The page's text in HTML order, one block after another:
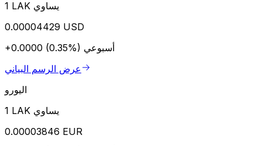
1 LAK يساوي
0.00004429 USD
+0.0000 (0.35%) أسبوعي
عرض الرسم البياني
اليورو
1 LAK يساوي
0.00003846 EUR